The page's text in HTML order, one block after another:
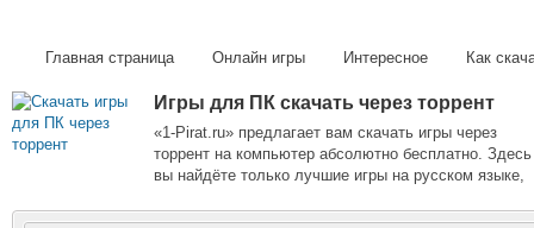
Главная страница Онлайн игры Интересное Как
Игры для ПК скачать через торрент
«1-Pirat.ru» предлагает вам скачать игры через
торрент на компьютер абсолютно бесплатно. Здесь
вы найдёте только лучшие игры на русском языке,
и на высокой скорости. Расскажите о нас своим